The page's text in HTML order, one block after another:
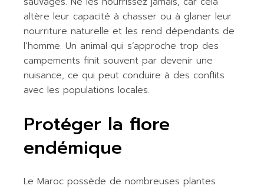
altère leur capacité à chasser ou à glaner leur
nourriture naturelle et les rend dépendants de
l’homme. Un animal qui s’approche trop des
campements finit souvent par devenir une
nuisance, ce qui peut conduire à des conflits
avec les populations locales.
Protéger la flore
endémique
Le Maroc possède de nombreuses plantes